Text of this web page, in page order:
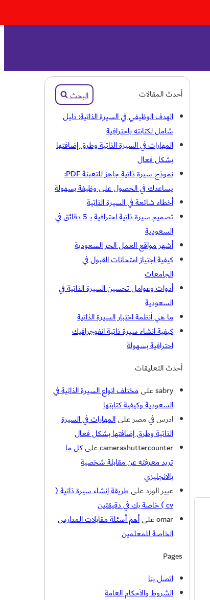
البحث
أحدث المقالات
الهدف الوظيفي في السيرة الذاتية: دليل
شامل لكتابته باحترافية
المهارات في السيرة الذاتية وطرق إضافتها
بشكل فعال
نموذج سيرة ذاتية جاهز للتعبئة PDF:
يساعدك في الحصول على وظيفة بسهولة
أخطاء شائعة في السيرة الذاتية
تصميم سيرة ذاتية احترافية بـ 5 دقائق في
السعودية
أشهر مواقع العمل الحر السعودية
كيفية اجتياز امتحانات القبول في
الجامعات
أدوات وعوامل تحسين السيرة الذاتية في
السعودية
ما هي أنظمة اختبار السيرة الذاتية
كيفية انشاء سيرة ذاتية انفوجرافيك
احترافية بسهولة
أحدث التعليقات
sabryعلىمختلف انواع السيرة الذاتية في
السعودية وكيفية كتابتها
ادرس في مصرعلىالمهارات في السيرة
الذاتية وطرق إضافتها بشكل فعال
camerashuttercounterعلىكل ما
تريد معرفته عن مقابلة شخصية
بالانجليزي
عبير الوردعلىطريقة إنشاء سيرة ذاتية (
cv ) خاصة بك في دقيقتين
omarعلىأهم أسئلة مقابلات المدارس
الخاصة للمعلمين
Pages
اتصل بنا
الشروط والأحكام العامة